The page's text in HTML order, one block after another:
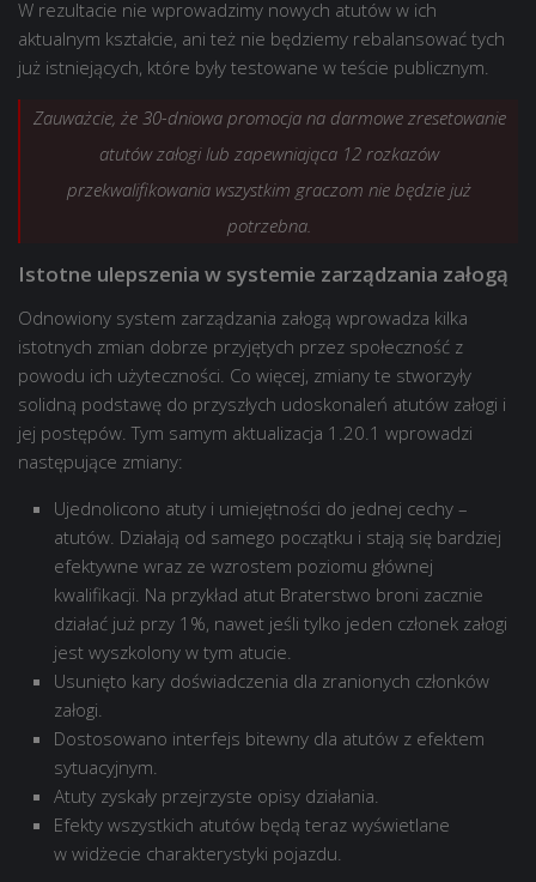
W rezultacie nie wprowadzimy nowych atutów w ich
aktualnym kształcie, ani też nie będziemy rebalansować tych
już istniejących, które były testowane w teście publicznym.
Zauważcie, że 30-dniowa promocja na darmowe zresetowanie
atutów załogi lub zapewniająca 12 rozkazów
przekwalifikowania wszystkim graczom nie będzie już
potrzebna.
Istotne ulepszenia w systemie zarządzania załogą
Odnowiony system zarządzania załogą wprowadza kilka
istotnych zmian dobrze przyjętych przez społeczność z
powodu ich użyteczności. Co więcej, zmiany te stworzyły
solidną podstawę do przyszłych udoskonaleń atutów załogi i
jej postępów. Tym samym aktualizacja 1.20.1 wprowadzi
następujące zmiany:
Ujednolicono atuty i umiejętności do jednej cechy –
atutów. Działają od samego początku i stają się bardziej
efektywne wraz ze wzrostem poziomu głównej
kwalifikacji. Na przykład atut Braterstwo broni zacznie
działać już przy 1%, nawet jeśli tylko jeden członek załogi
jest wyszkolony w tym atucie.
Usunięto kary doświadczenia dla zranionych członków
załogi.
Dostosowano interfejs bitewny dla atutów z efektem
sytuacyjnym.
Atuty zyskały przejrzyste opisy działania.
Efekty wszystkich atutów będą teraz wyświetlane
w widżecie charakterystyki pojazdu.